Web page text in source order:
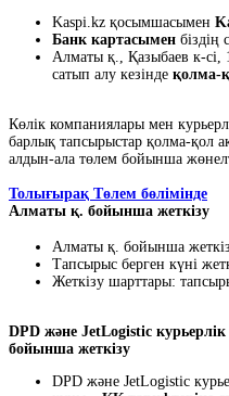
Kaspi.kz қосымшасымен
Банк картасымен
Алматы қ., Қазыбаев к-
сатып алу кезінде қолма-
Көлік компаниялары мен
барлық тапсырыстар қолма-қол
алдын-ала төлем бойынша
Толығырақ Төлем бөлімінде
Алматы қ. бойынша жеткізу
Алматы қ. бойынша
Тапсырыс берген күні
Жеткізу шарттары:
DPD және JetLogistic
бойынша жеткізу
DPD және JetLogistic